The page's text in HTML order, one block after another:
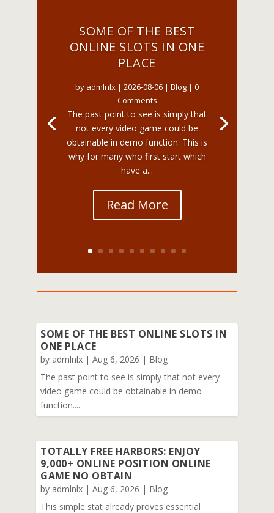
SOME OF THE BEST
ONLINE SLOTS IN ONE
PLACE
by admlnlx | 2026-08-06 | Blog | 0
Comments
The past point to see is simply that
not every video game could be
obtainable in demo function. This is
why for many who first start which
have a...
Read More
SOME OF THE BEST ONLINE SLOTS IN
ONE PLACE
by admlnlx |Aug 6, 2026 | Blog
The past point to see is simply that not every
video game could be obtainable in demo
function....
TOTALLY FREE HARBORS: ENJOY
9,000+ ONLINE POSITION ONLINE
GAME NO OBTAIN
by admlnlx |Aug 6, 2026 | Blog
This simple stat already proves essential